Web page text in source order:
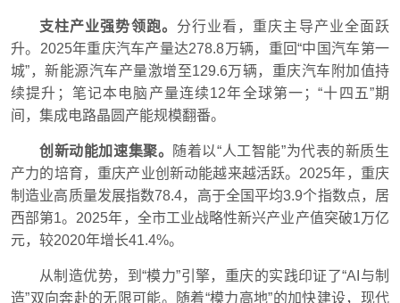
支柱产业强势领跑。 分行业看，重庆主导产业全面跃
升。2025年重庆汽车产量达278.8万辆，重回“中国汽车第一
城”，新能源汽车产量激增至129.6万辆，重庆汽车附加值持
续提升；笔记本电脑产量连续12年全球第一；“十四五”期
间，集成电路晶圆产能规模翻番。
创新动能加速集聚。
随着以“人工智能”为代表的新质生
产力的培育，重庆产业创新动能越来越活跃。2025年，重庆
制造业高质量发展指数78.4，高于全国平均3.9个指数点，居
西部第1。2025年，全市工业战略性新兴产业产值突破1万亿
元，较2020年增长41.4%。
从制造优势，到“模力”引擎，重庆的实践印证了“AI与制
造”双向奔赴的无限可能。随着“模力高地”的加快建设，现代